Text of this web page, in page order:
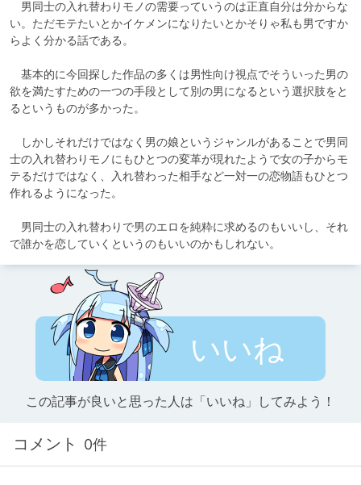
男同士の入れ替わりモノの需要っていうのは正直自分は分からな
い。ただモテたいとかイケメンになりたいとかそりゃ私も男ですか
らよく分かる話である。
基本的に今回探した作品の多くは男性向け視点でそういった男の
欲を満たすための一つの手段として別の男になるという選択肢をと
るというものが多かった。
しかしそれだけではなく男の娘というジャンルがあることで男同
士の入れ替わりモノにもひとつの変革が現れたようで女の子からモ
テるだけではなく、入れ替わった相手など一対一の恋物語もひとつ
作れるようになった。
男同士の入れ替わりで男のエロを純粋に求めるのもいいし、それ
で誰かを恋していくというのもいいのかもしれない。
いいね
この記事が良いと思った人は「いいね」してみよう！
コメント 0件